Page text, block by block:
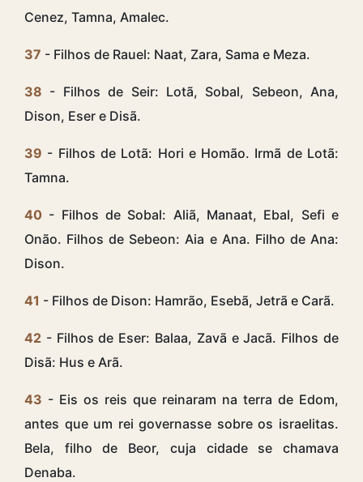
Cenez, Tamna, Amalec.
37 - Filhos de Rauel: Naat, Zara, Sama e Meza.
38 - Filhos de Seir: Lotã, Sobal, Sebeon, Ana,
Dison, Eser e Disã.
39 - Filhos de Lotã: Hori e Homão. Irmã de Lotã:
Tamna.
40 - Filhos de Sobal: Aliã, Manaat, Ebal, Sefi e
Onão. Filhos de Sebeon: Aia e Ana. Filho de Ana:
Dison.
41 - Filhos de Dison: Hamrão, Esebã, Jetrã e Carã.
42 - Filhos de Eser: Balaa, Zavã e Jacã. Filhos de
Disã: Hus e Arã.
43 - Eis os reis que reinaram na terra de Edom,
antes que um rei governasse sobre os israelitas.
Bela, filho de Beor, cuja cidade se chamava
Denaba.